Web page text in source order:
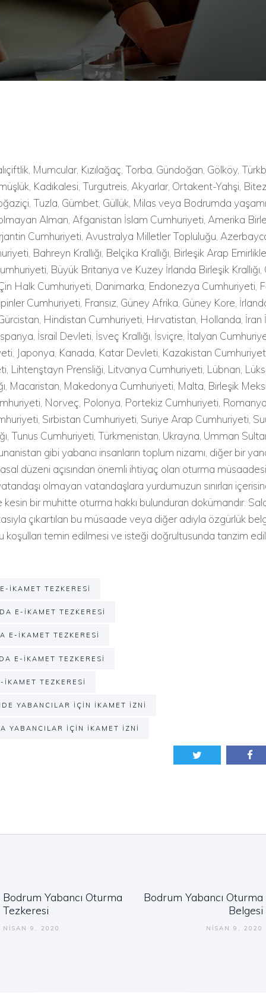
Mumcular, Kızılağaç, Torba, Gündoğan, Gölköy,
Kadıkalesi, Turgutreis, Akyarlar, Ortakent-Yahşi,
Tuzla, Gümbet, Güllük, Milas veya Bodrumda
Alman, Afganistan İslam Cumhuriyeti, Amerika
Cumhuriyeti, Avustralya Milletler Topluluğu,
Bahreyn Krallığı, Belçika Krallığı, Birleşik Arap
Büyük Britanya ve Kuzey İrlanda Birleşik Krallığı,
Halk Cumhuriyeti, Danimarka, Endonezya Cumhuriyeti,
Cumhuriyeti, Fransız, Güney Afrika, Güney Kore,
Hindistan Cumhuriyeti, Hırvatistan, Hollanda, İran
İsrail Devleti, İsveç Krallığı, İsviçre, İtalyan
Japonya, Kanada, Katar Devleti, Kazakistan Cumhuriyeti,
Lihtenştayn Prensliği, Litvanya Cumhuriyeti, Lübnan,
Macaristan, Makedonya Cumhuriyeti, Malta, Birleşik
Norveç, Polonya, Portekiz Cumhuriyeti,
Sırbistan Cumhuriyeti, Suriye Arap Cumhuriyeti,
Tunus Cumhuriyeti, Türkmenistan, Ukrayna, Umman
gibi yabancı insanların toplum nizamı, diğer bir
düzeni açısından önemli ihtiyaç olan oturma
olmayan vatandaşlara yurdumuzun sınırları
bir muhitte oturma hakkı bulunduran dokümandır.
çıkartılan bu müsaade veya diğer adıyla özgürlük
koşulları temin edilmesi ve isteği doğrultusunda tanzim
İKAMET TEZKERESI
E-İKAMET TEZKERESI
E-İKAMET TEZKERESI
E-İKAMET TEZKERESI
İKAMET TEZKERESI
YABANCILAR IÇIN İKAMET İZNI
YABANCILAR IÇIN İKAMET İZNI
Previous
post:
Bodrum Yabancı Oturma
Tezkeresi
NISAN 9, 2020
Next
Bodrum Yabancı Oturma
Belgesi
NISAN 9, 2020